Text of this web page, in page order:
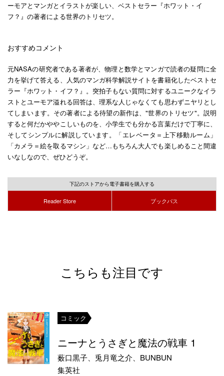
ーモアとマンガとイラストが楽しい、ベストセラー『ホワット・イ
フ？』の著者による世界のトリセツ。
おすすめコメント
元NASAの研究者である著者が、物理と数学とマンガで読者の疑問に全
力を挙げて答える、人気のマンガ科学解説サイトを書籍化したベストセ
ラー『ホワット・イフ？』。突拍子もない質問に対するユニークなイラ
ストとユーモア溢れる回答は、理系な人じゃなくても思わずニヤリとし
てしまいます。その著者による待望の新作は、"世界のトリセツ"。説明
すると何だかややこしいものを、小学生でも分かる言葉だけで丁寧に、
そしてシンプルに解説しています。「エレベータ＝上下移動ルーム」
「カメラ＝絵を取るマシン」など…もちろん大人でも楽しめること間違
いなしなので、ぜひどうぞ。
下記のストアから電子書籍を購入する
Reader Store ブックパス
こちらも注目です
コミック
ニーナとうさぎと魔法の戦車 1
薮口黒子、兎月竜之介、BUNBUN
集英社